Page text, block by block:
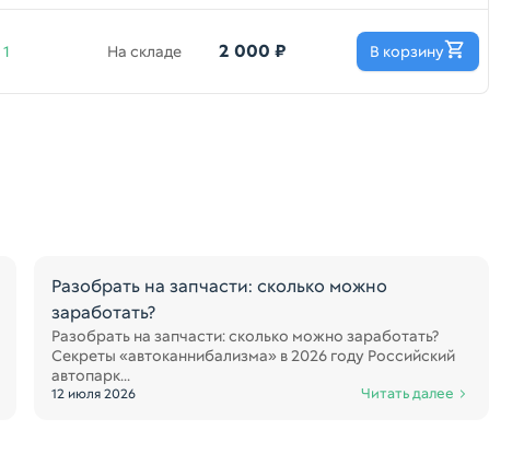
1 На складе 2 000 ₽ В корзину
Разобрать на запчасти: сколько можно
заработать?
Разобрать на запчасти: сколько можно заработать?
Секреты «автоканнибализма» в 2026 году Российский
автопарк...
12 июля 2026 Читать далее